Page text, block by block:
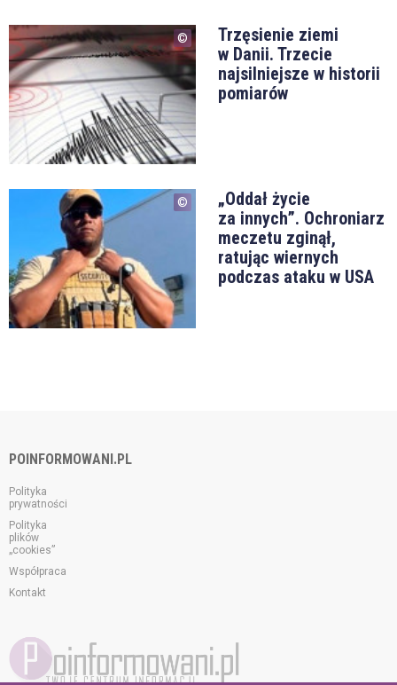
Trzęsienie ziemi
w Danii. Trzecie
najsilniejsze w historii
pomiarów
„Oddał życie
za innych”. Ochroniarz
meczetu zginął,
ratując wiernych
podczas ataku w USA
POINFORMOWANI.PL
Polityka
prywatności
Polityka
plików
„cookies”
Współpraca
Kontakt